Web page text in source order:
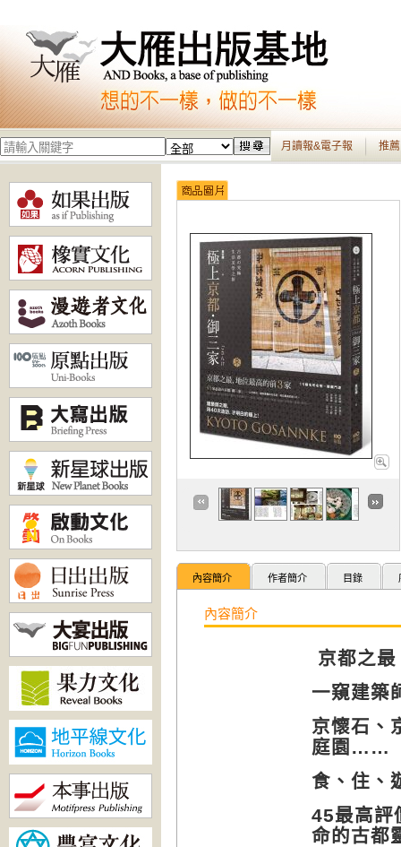
月讀報&電子報 推
內容簡介 作者簡介 目錄
內容簡介
京都之
一窺建築
京懷石、
庭園 ……
食、住、
45最高評
命的古都